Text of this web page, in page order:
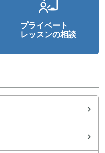
プライベート
レッスンの相談